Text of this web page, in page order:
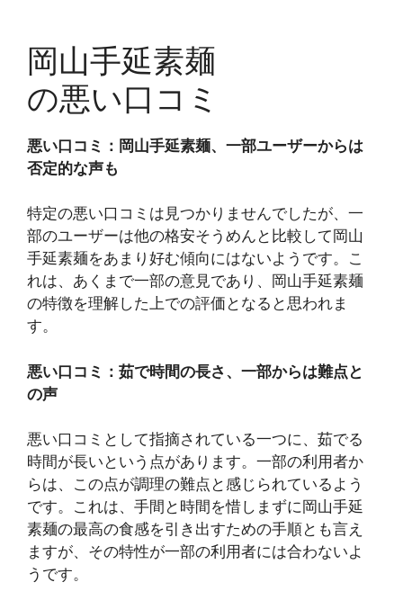
岡山手延素麺
の悪い口コミ
悪い口コミ：岡山手延素麺、一部ユーザーからは
否定的な声も
特定の悪い口コミは見つかりませんでしたが、一
部のユーザーは他の格安そうめんと比較して岡山
手延素麺をあまり好む傾向にはないようです。こ
れは、あくまで一部の意見であり、岡山手延素麺
の特徴を理解した上での評価となると思われま
す。
悪い口コミ：茹で時間の長さ、一部からは難点と
の声
悪い口コミとして指摘されている一つに、茹でる
時間が長いという点があります。一部の利用者か
らは、この点が調理の難点と感じられているよう
です。これは、手間と時間を惜しまずに岡山手延
素麺の最高の食感を引き出すための手順とも言え
ますが、その特性が一部の利用者には合わないよ
うです。